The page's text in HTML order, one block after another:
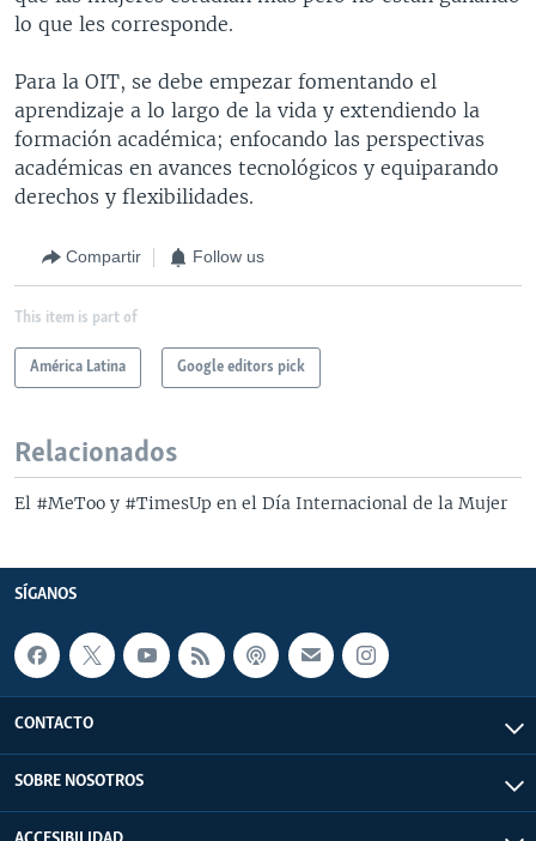
lo que les corresponde.
Para la OIT, se debe empezar fomentando el
aprendizaje a lo largo de la vida y extendiendo la
formación académica; enfocando las perspectivas
académicas en avances tecnológicos y equiparando
derechos y flexibilidades.
Compartir Follow us
This item is part of
América Latina Google editors pick
Relacionados
El #MeToo y #TimesUp en el Día Internacional de la Mujer
SÍGANOS
CONTACTO
SOBRE NOSOTROS